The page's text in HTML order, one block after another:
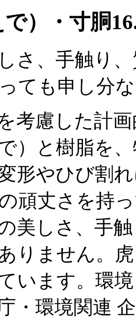
）・寸胴
さ、手触り
ても申し分
考慮した計
）と樹脂を
形やひび割
頑丈さを持
美しさ、手
りません。
います。環
・環境関連